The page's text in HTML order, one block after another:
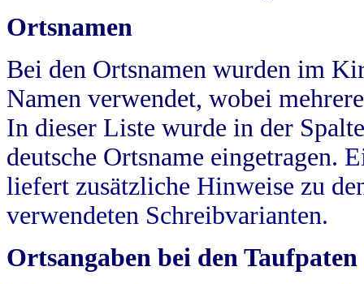
Ortsnamen
Bei den Ortsnamen wurden im
Namen verwendet, wobei
In dieser Liste wurde in der
deutsche Ortsname eingetragen.
liefert zusätzliche Hinweise zu
verwendeten Schreibvarianten.
Ortsangaben bei den Taufpaten